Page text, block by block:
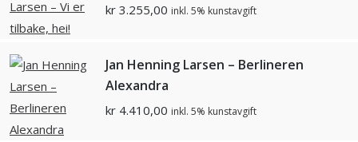
kr 3.255,00 inkl. 5% kunstavgift
Jan Henning Larsen – Berlineren
Alexandra
kr 4.410,00 inkl. 5% kunstavgift